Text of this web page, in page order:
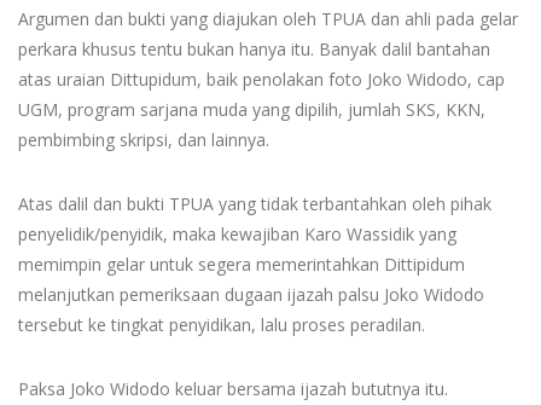
Argumen dan bukti yang diajukan oleh TPUA dan ahli pada gelar
perkara khusus tentu bukan hanya itu. Banyak dalil bantahan
atas uraian Dittupidum, baik penolakan foto Joko Widodo, cap
UGM, program sarjana muda yang dipilih, jumlah SKS, KKN,
pembimbing skripsi, dan lainnya.
Atas dalil dan bukti TPUA yang tidak terbantahkan oleh pihak
penyelidik/penyidik, maka kewajiban Karo Wassidik yang
memimpin gelar untuk segera memerintahkan Dittipidum
melanjutkan pemeriksaan dugaan ijazah palsu Joko Widodo
tersebut ke tingkat penyidikan, lalu proses peradilan.
Paksa Joko Widodo keluar bersama ijazah bututnya itu.